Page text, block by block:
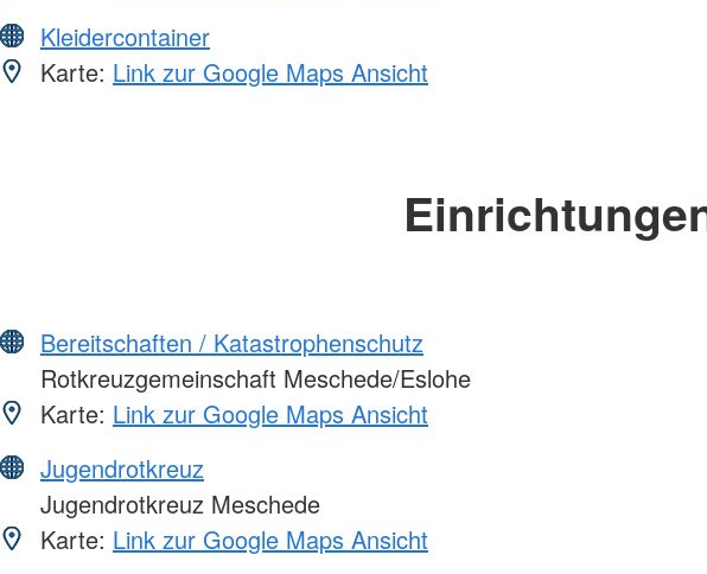
Kleidercontainer
Karte: Link zur Google Maps Ansicht
Bereitschaften / Katastrophenschutz
Rotkreuzgemeinschaft Meschede/Eslohe
Karte: Link zur Google Maps Ansicht
Jugendrotkreuz
Jugendrotkreuz Meschede
Karte: Link zur Google Maps Ansicht